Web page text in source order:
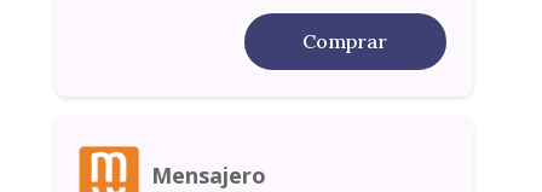
Comprar
Mensajero